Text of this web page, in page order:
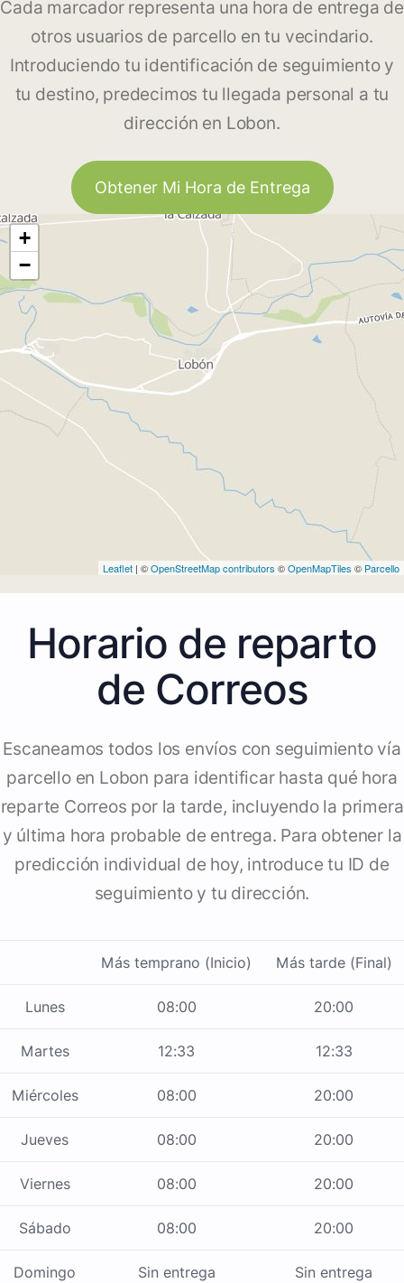
Cada marcador representa una hora de entrega de
otros usuarios de parcello en tu vecindario.
Introduciendo tu identificación de seguimiento y
tu destino, predecimos tu llegada personal a tu
dirección en Lobon.
Obtener Mi Hora de Entrega
+
−
Leaflet | ©OpenStreetMap contributors ©OpenMapTiles © Parcello
Horario de reparto
de Correos
Escaneamos todos los envíos con seguimiento vía
parcello en Lobon para identificar hasta qué hora
reparte Correos por la tarde, incluyendo la primera
y última hora probable de entrega. Para obtener la
predicción individual de hoy, introduce tu ID de
seguimiento y tu dirección.
Más temprano (Inicio) Más tarde (Final)
Lunes 08:00 20:00
Martes 12:33 12:33
Miércoles 08:00 20:00
Jueves 08:00 20:00
Viernes 08:00 20:00
Sábado 08:00 20:00
Domingo Sin entrega Sin entrega